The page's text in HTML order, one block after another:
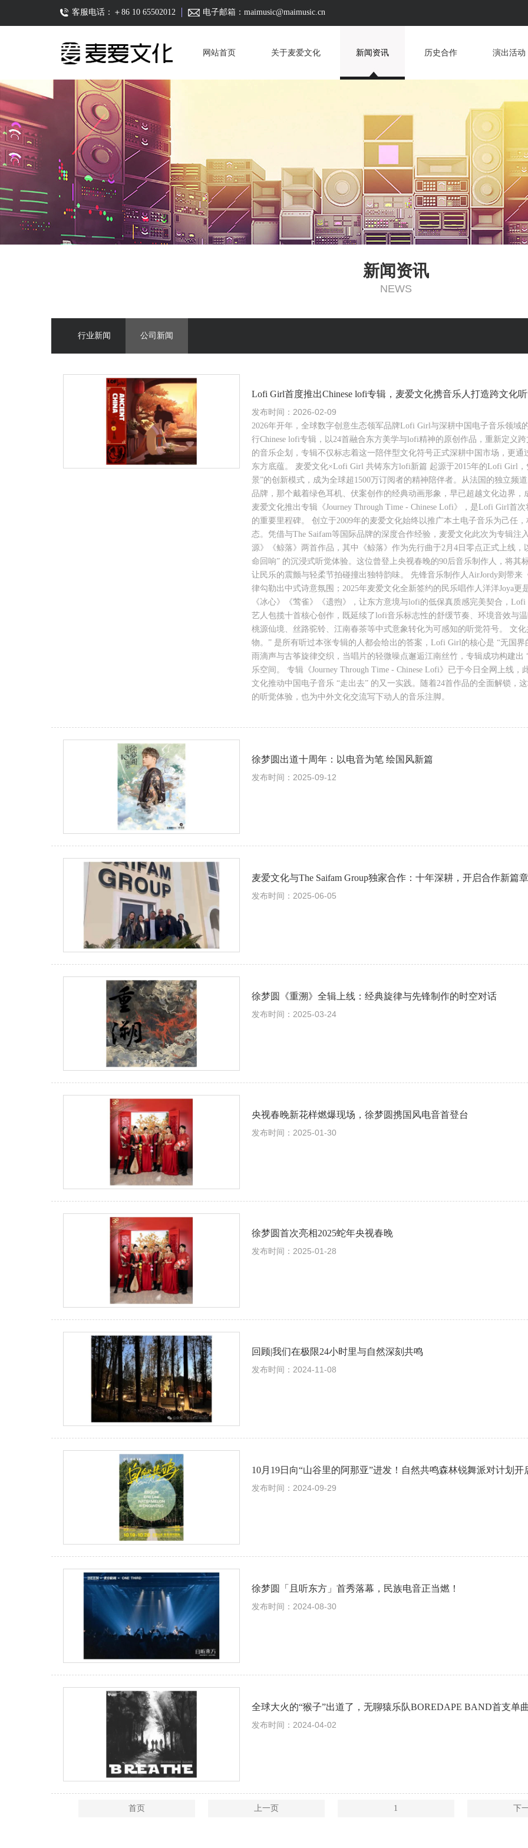
客服电话：＋86 10 65502012 电子邮箱：maimusic@maimusic.cn
网站首页 关于麦爱文化 新闻资讯 历史合作 演出活动
新闻资讯
NEWS
行业新闻 公司新闻
Lofi Girl首度推出Chinese lofi专辑，麦爱文化携音乐人打造跨文化
发布时间：2026-02-09
2026年开年，全球数字创意生态领军品牌Lofi Girl与深耕中国电子音乐领
行Chinese lofi专辑，以24首融合东方美学与lofi精神的原创作品，重新定义
的音乐企划，专辑不仅标志着这一陪伴型文化符号正式深耕中国市场，更
东方底蕴。 麦爱文化×Lofi Girl 共铸东方lofi新篇 起源于2015年的Lofi Girl
景”的创新模式，成为全球超1500万订阅者的精神陪伴者。从法国的独立频
品牌，那个戴着绿色耳机、伏案创作的经典动画形象，早已超越文化边界
麦爱文化推出专辑《Journey Through Time - Chinese Lofi》，是Lofi Girl首
的重要里程碑。 创立于2009年的麦爱文化始终以推广本土电子音乐为己任
态。凭借与The Saifam等国际品牌的深度合作经验，麦爱文化此次为专辑
源》《鲸落》两首作品，其中《鲸落》作为先行曲于2月4日零点正式上线
命回响” 的沉浸式听觉体验。这位曾登上央视春晚的90后音乐制作人，将
让民乐的震颤与轻柔节拍碰撞出独特韵味。 先锋音乐制作人AirJordy则带
律勾勒出中式诗意氛围；2025年麦爱文化全新签约的民乐唱作人洋洋Joya
《冰心》《莺雀》《遗煦》，让东方意境与lofi的低保真质感完美契合，
艺人包揽十首核心创作，既延续了lofi音乐标志性的舒缓节奏、环境音效与
桃源仙境、丝路驼铃、江南春茶等中式意象转化为可感知的听觉符号。 文
物。” 是所有听过本张专辑的人都会给出的答案，Lofi Girl的核心是 “无国
雨滴声与古筝旋律交织，当唱片的轻微噪点邂逅江南丝竹，专辑成功构建
乐空间。 专辑《Journey Through Time - Chinese Lofi》已于今日全网上线
文化推动中国电子音乐 “走出去” 的又一实践。随着24首作品的全面解锁，
的听觉体验，也为中外文化交流写下动人的音乐注脚。
徐梦圆出道十周年：以电音为笔 绘国风新篇
发布时间：2025-09-12
麦爱文化与The Saifam Group独家合作：十年深耕，开启合作新篇章
发布时间：2025-06-05
徐梦圆《重溯》全辑上线：经典旋律与先锋制作的时空对话
发布时间：2025-03-24
央视春晚新花样燃爆现场，徐梦圆携国风电音首登台
发布时间：2025-01-30
徐梦圆首次亮相2025蛇年央视春晚
发布时间：2025-01-28
回顾|我们在极限24小时里与自然深刻共鸣
发布时间：2024-11-08
10月19日向“山谷里的阿那亚”进发！自然共鸣森林锐舞派对计划开
发布时间：2024-09-29
徐梦圆「且听东方」首秀落幕，民族电音正当燃！
发布时间：2024-08-30
全球大火的“猴子”出道了，无聊猿乐队BOREDAPE BAND首支单
发布时间：2024-04-02
首页 上一页 1 下